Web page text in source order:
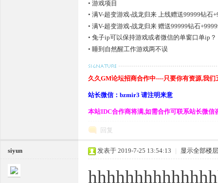
一
• 游戏项目
• 满V-超变游戏-战龙归来 上线赠送99999钻石
• 满V-超变游戏-战龙归来 赠送99999钻石
• 兔子ip可以保持游戏或者微信的单窗口单ip？
• 睡到自然醒工作游戏两不误
久久GM论坛招商合作中----只要你有资源,我们
站长微信：bzmir3 请注明来意
本站IDC合作商将满,如需合作可联系站长微信
回复
siyun 发表于 2019-7-25 13:54:13 | 显示全部楼层